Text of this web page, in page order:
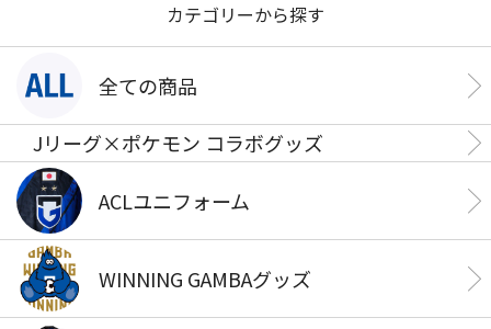
カテゴリーから探す
全ての商品
Jリーグ×ポケモン コラボグッズ
ACLユニフォーム
WINNING GAMBAグッズ